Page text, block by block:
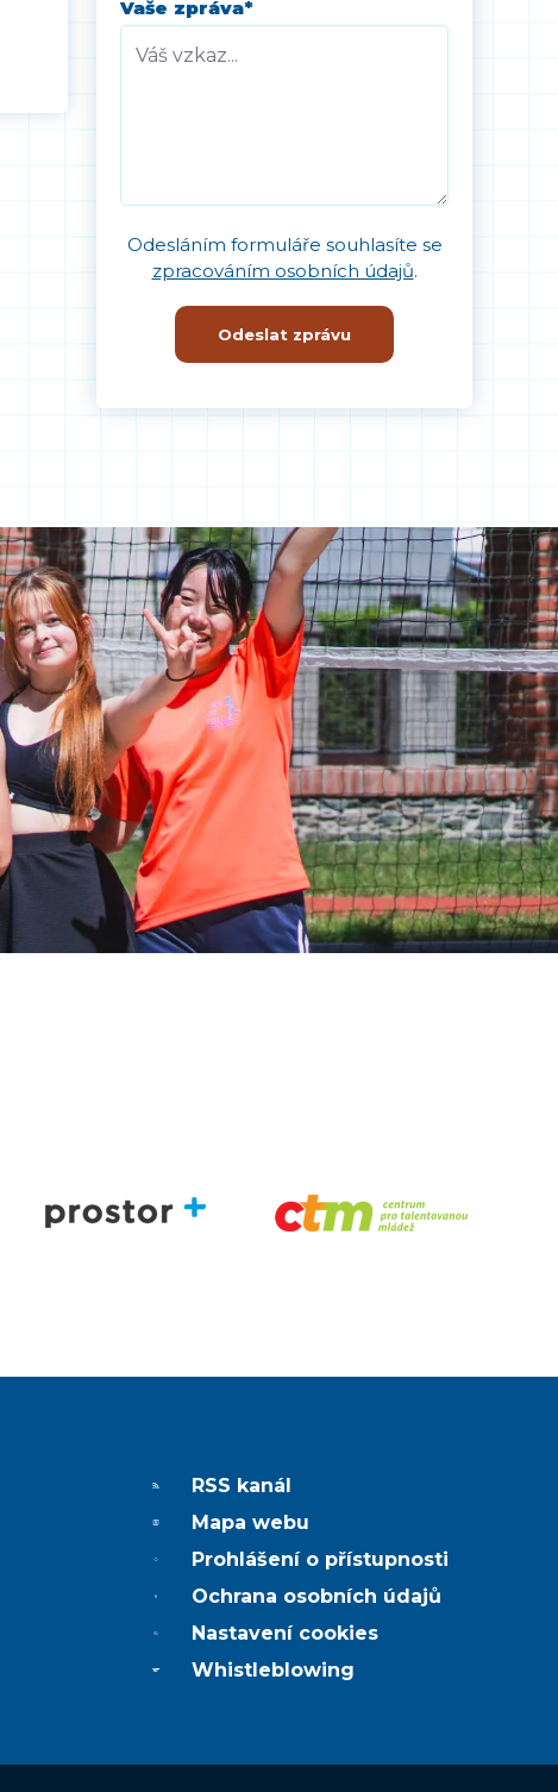
Vaše zpráva*
Odesláním formuláře souhlasíte se
zpracováním osobních údajů.
Odeslat zprávu
RSS kanál
Mapa webu
Prohlášení o přístupnosti
Ochrana osobních údajů
Nastavení cookies
Whistleblowing